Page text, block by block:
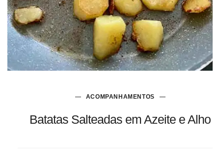
ACOMPANHAMENTOS
Batatas Salteadas em Azeite e Alho